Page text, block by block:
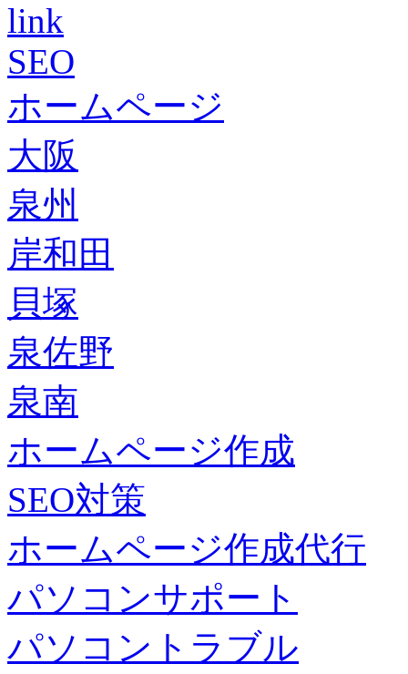
link
SEO
ホームページ
大阪
泉州
岸和田
貝塚
泉佐野
泉南
ホームページ作成
SEO対策
ホームページ作成代行
パソコンサポート
パソコントラブル